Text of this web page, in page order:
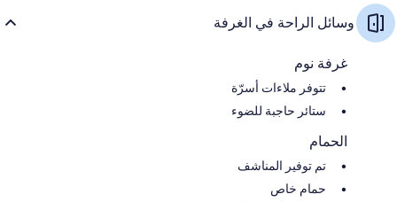
وسائل الراحة في الغرفة
غرفة نوم
تتوفر ملاءات أسرّة
ستائر حاجبة للضوء
الحمام
تم توفير المناشف
حمام خاص